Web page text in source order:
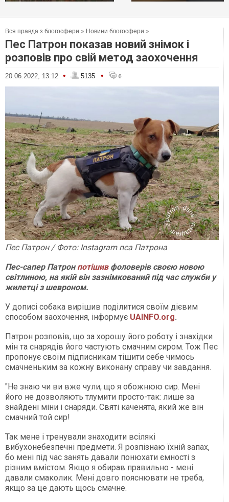
Вся правда з блогосфери » Новини блогосфери »
Пес Патрон показав новий знімок і
розповів про свій метод заохочення
20.06.2022, 13:12 • 5135 • 0
Пес Патрон / Фото: Instagram пса Патрона
Пес-сапер Патрон потішив фоловерів своєю новою
світлиною, на якій він зазнімкований під час служби у
жилетці з шевроном.
У дописі собака вирішив поділитися своїм дієвим
способом заохочення, інформує UAINFO.org.
Патрон розповів, що за хорошу його роботу і знахідки
мін та снарядів його частують смачним сиром. Тож Пес
пропонує своїм підписникам тішити себе чимось
смачненьким за кожну виконану справу чи завдання.
"Не знаю чи ви вже чули, що я обожнюю сир. Мені
його не дозволяють тлумити просто-так: лише за
знайдені міни і снаряди. Святі каченята, який же він
смачний той сир!
Так мене і тренували знаходити всілякі
вибухонебезпечні предмети. Я розпізнаю їхній запах,
бо мені під час занять давали понюхати ємності з
різним вмістом. Якщо я обирав правильно - мені
давали смаколик. Мені довго пояснювати не треба,
якщо за це дають щось смачне.